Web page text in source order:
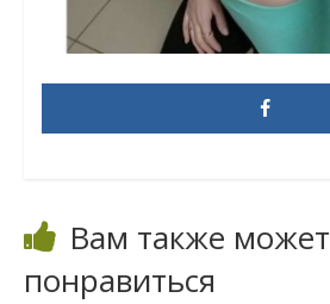
Вам также может
понравиться